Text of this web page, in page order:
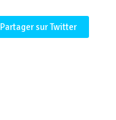
Partager sur Twitter